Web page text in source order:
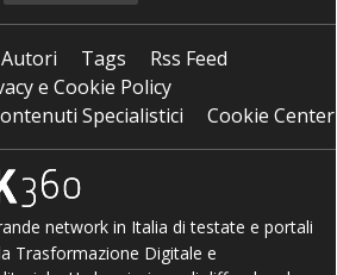
Autori Tags
Rss Feed
e Cookie Policy
Specialistici
Cookie Center
network in Italia di testate e portali
Trasformazione Digitale e